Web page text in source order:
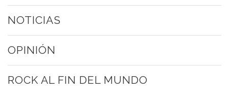
NOTICIAS
OPINIÓN
ROCK AL FIN DEL MUNDO